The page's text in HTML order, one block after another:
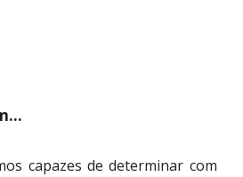
capazes de determinar com